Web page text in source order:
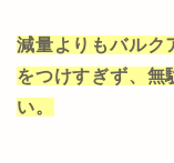
減量よりもバルク
をつけすぎず、無
い。